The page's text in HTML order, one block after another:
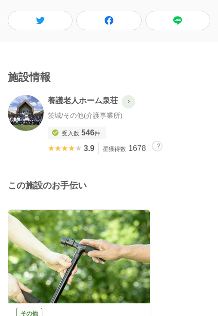
施設情報
養護老人ホーム泉荘
茨城/その他(介護事業所)
受入数 546件
★★★★★
★★★★★ 3.9 星獲得数 1678
この施設のお手伝い
その他